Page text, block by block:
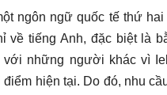
ngôn ngữ quốc tế thứ
về tiếng Anh, đặc biệt là
những người khác vì
hiện tại. Do đó, nhu